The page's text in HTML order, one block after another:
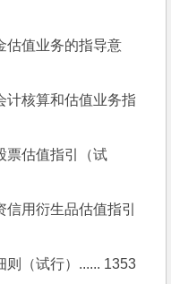
估值业务的指导意
计核算和估值业务指
票估值指引（试
用衍生品估值指引
则（试行）...... 1353